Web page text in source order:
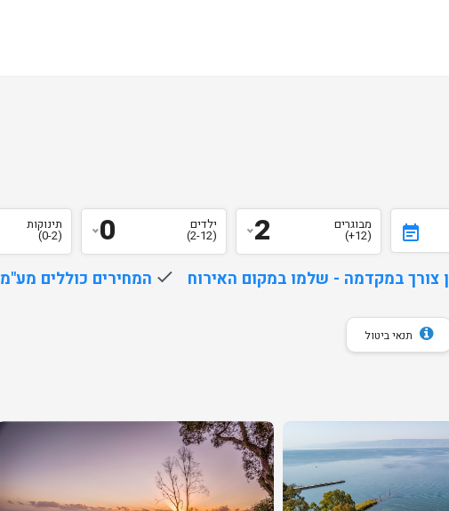
event_note מבוגרים
(12+)
2 ילדים
(2-12)
0 תינוקות
(0-2)
צורך במקדמה - שלמו במקום האירוח done המחירים כוללים מע"מ
תנאי ביטול